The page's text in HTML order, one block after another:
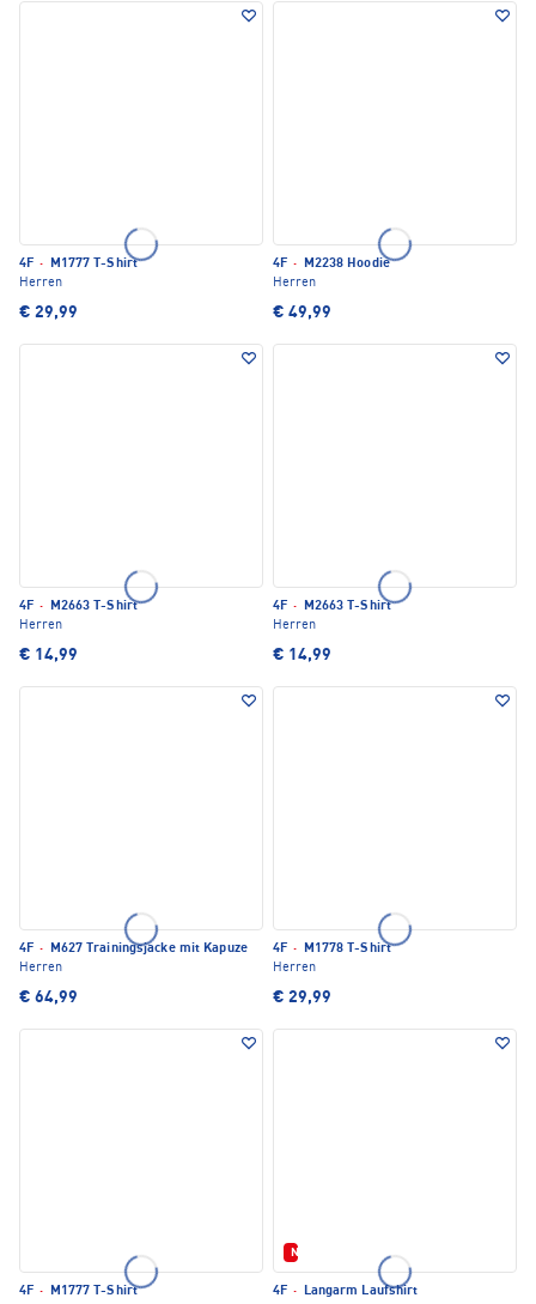
4F ·
M1777 T-Shirt
Herren
€ 29,99
4F ·
M2238 Hoodie
Herren
€ 49,99
4F ·
M2663 T-Shirt
Herren
€ 14,99
4F ·
M2663 T-Shirt
Herren
€ 14,99
4F ·
M627 Trainingsjacke mit Kapuze
Herren
€ 64,99
4F ·
M1778 T-Shirt
Herren
€ 29,99
4F · M1777 T-Shirt
Neu
4F · Langarm Laufshirt